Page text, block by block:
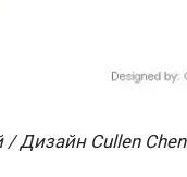
Дизайн Cullen Chen